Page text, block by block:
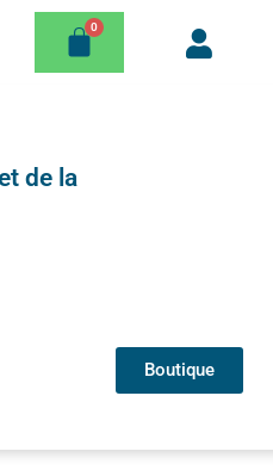
de la
Boutique